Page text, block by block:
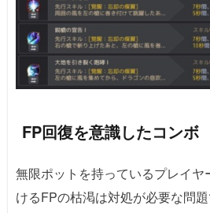
FP回復を意識したコンボ
無限ポットを持っているプレイヤ
けるFPの枯渇は対処が必要な問